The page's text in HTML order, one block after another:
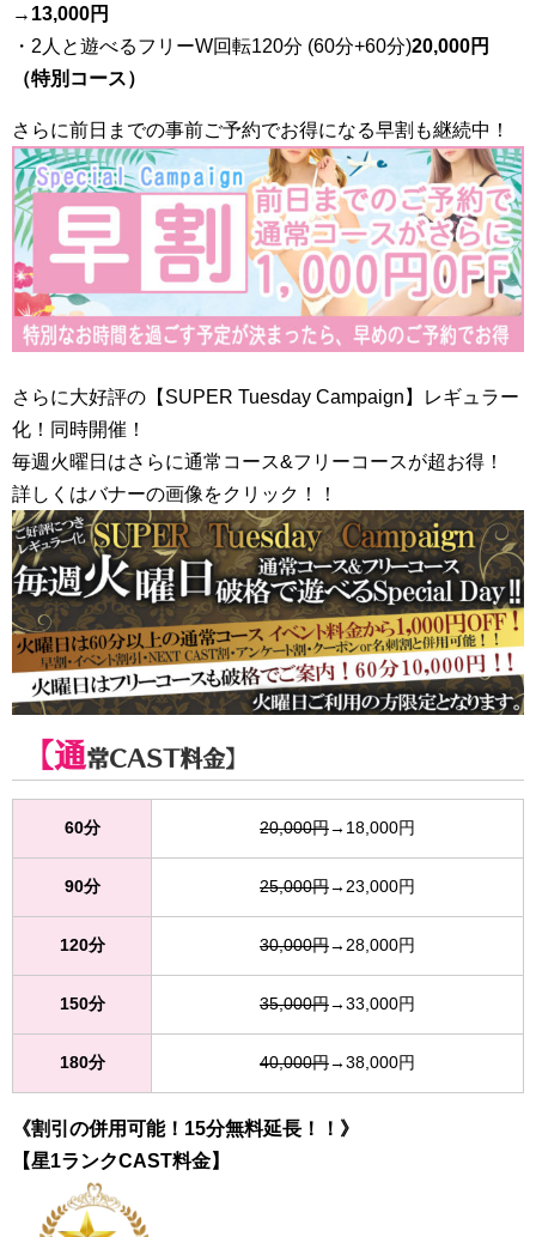
→ 13,000円
・2人と遊べるフリーW回転120分 (60分+60分)20,000円
（特別コース）
さらに前日までの事前ご予約でお得になる早割も継続中！
さらに大好評の【SUPER Tuesday Campaign】レギュラー
化！同時開催！
毎週火曜日はさらに通常コース&フリーコースが超お得！
詳しくはバナーの画像をクリック！！
【通常CAST料金】
60分 20,000円→18,000円
90分 25,000円→23,000円
120分 30,000円→28,000円
150分 35,000円→33,000円
180分 40,000円→38,000円
《割引の併用可能！15分無料延長！！》
【星1ランクCAST料金】